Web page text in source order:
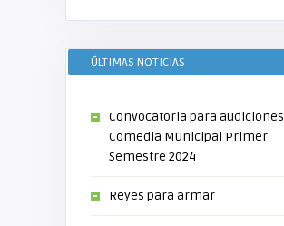
ÚLTIMAS NOTICIAS
Convocatoria para audiciones
Comedia Municipal Primer
Semestre 2024
Reyes para armar